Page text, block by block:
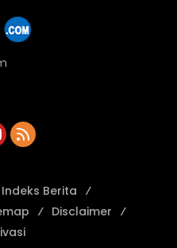
Indeks Berita
Disclaimer